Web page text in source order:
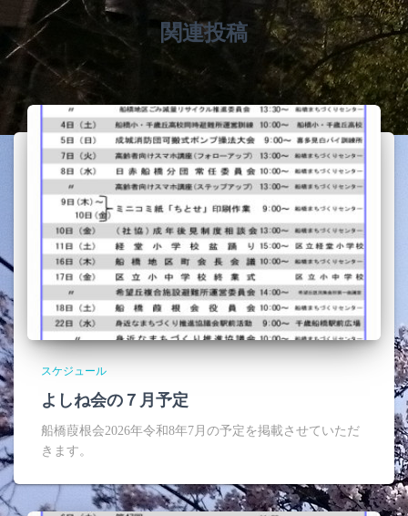
関連投稿
スケジュール
よしね会の７月予定
船橋葭根会2026年令和8年7月の予定を掲載させていただ
きます。